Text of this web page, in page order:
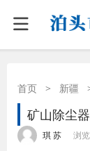
首页 > 新疆
矿山除尘
琪 苏 浏